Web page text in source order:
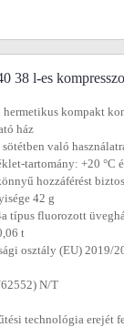
38 l-es
hermetikus kompakt
ház
való
tartomány: +20
hozzáférést
42 g
típus fluorozott
t
osztály (EU) 2019/
N/T
technológia erejét